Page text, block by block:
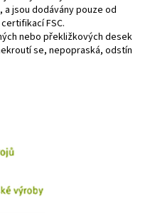
a jsou dodávány pouze od
FSC.
nebo překližkových desek
se, nepopraská, odstín